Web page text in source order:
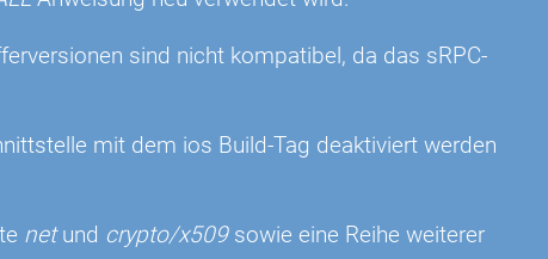
sind nicht kompatibel, da das sRPC-
mit dem ios Build-Tag deaktiviert werden
netund crypto/x509sowie eine Reihe weiterer